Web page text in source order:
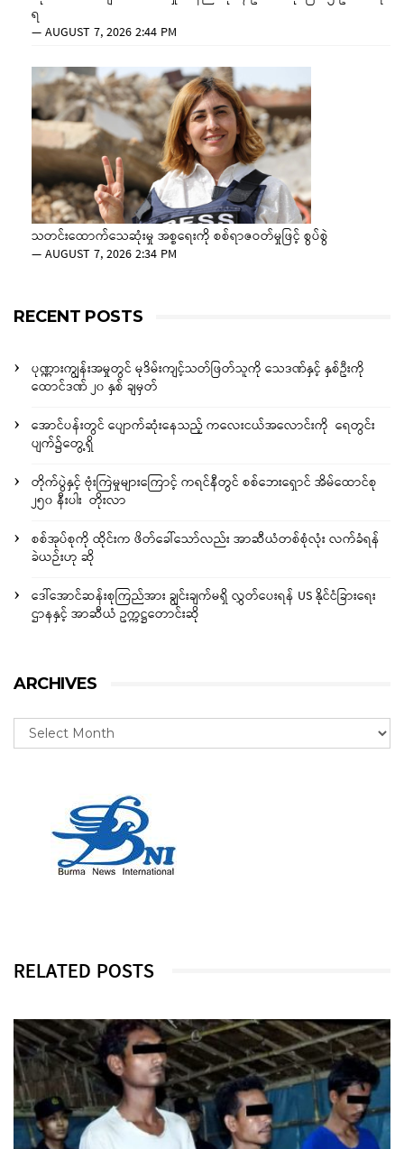
ရ
—AUGUST 7, 2026 2:44 PM
သတင်းထောက်သေဆုံးမှု အစ္စရေးကို စစ်ရာဇဝတ်မှုဖြင့် စွပ်စွဲ
—AUGUST 7, 2026 2:34 PM
RECENT POSTS
ပုဏ္ဏားကျွန်းအမှုတွင် မုဒိမ်းကျင့်သတ်ဖြတ်သူကို သေဒဏ်နှင့် နှစ်ဦးကို
ထောင်ဒဏ် ၂၀ နှစ် ချမှတ်
အောင်ပန်းတွင် ပျောက်ဆုံးနေသည့် ကလေးငယ်အလောင်းကို ရေတွင်း
ပျက်၌တွေ့ရှိ
တိုက်ပွဲနှင့် ဗုံးကြဲမှုများကြောင့် ကရင်နီတွင် စစ်ဘေးရှောင် အိမ်ထောင်စု
၂၅၀ နီးပါး တိုးလာ
စစ်အုပ်စုကို ထိုင်းက ဖိတ်ခေါ်သော်လည်း အာဆီယံတစ်စုံလုံး လက်ခံရန်
ခဲယဉ်းဟု ဆို
ဒေါ်အောင်ဆန်းစုကြည်အား ချွင်းချက်မရှိ လွှတ်ပေးရန် US နိုင်ငံခြားရေး
ဌာနနှင့် အာဆီယံ ဥက္ကဋ္ဌတောင်းဆို
ARCHIVES
RELATED POSTS